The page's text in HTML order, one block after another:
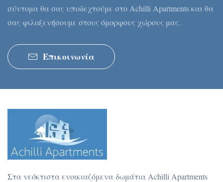
σύντομα θα σας υποδεχτούμε στο Achilli Apartments και θα
σας φιλοξενήσουμε στους όμορφους χώρους μας.
Επικοινωνία
Στα νεόκτιστα ενοικιαζόμενα δωμάτια Achilli Apartments